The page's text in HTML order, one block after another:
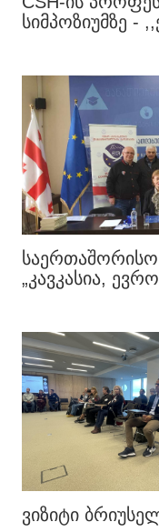
ᲡᲘᲛᲞᲝᲖᲘᲣᲛᲖᲔ -
ᲡᲐᲔᲠᲗᲐᲨᲝᲠᲘᲡᲝ
„ᲙᲐᲕᲙᲐᲡᲘᲐ,
ᲕᲘᲖᲘᲢᲘ